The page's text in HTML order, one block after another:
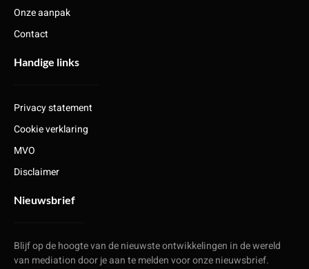
Onze aanpak
Contact
Handige links
Privacy statement
Cookie verklaring
MVO
Disclaimer
Nieuwsbrief
Blijf op de hoogte van de nieuwste ontwikkelingen in de wereld
van mediation door je aan te melden voor onze nieuwsbrief.